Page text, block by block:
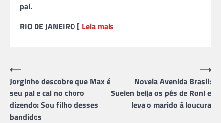
pai.
RIO DE JANEIRO [ Leia mais
Navegação
de
Post
⟵
Jorginho descobre que Max é
seu pai e cai no choro
dizendo: Sou filho desses
bandidos
Novela Avenida Brasil:
Suelen beija os pés de Roni e
leva o marido à loucura
⟶